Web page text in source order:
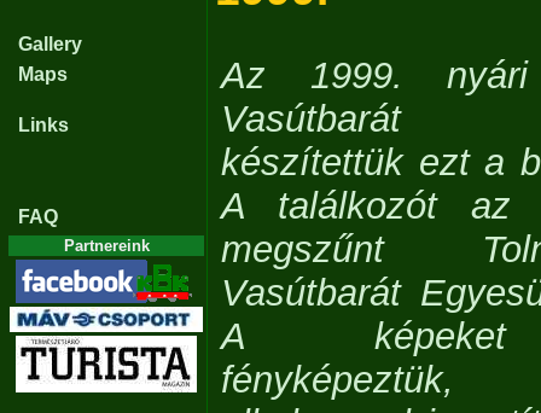
Gallery
Maps
Links
FAQ
Partnereink
Az 1999. nyári
Vasútbarát
készítettük ezt a
A találkozót az
megszűnt
Vasútbarát
A képeket